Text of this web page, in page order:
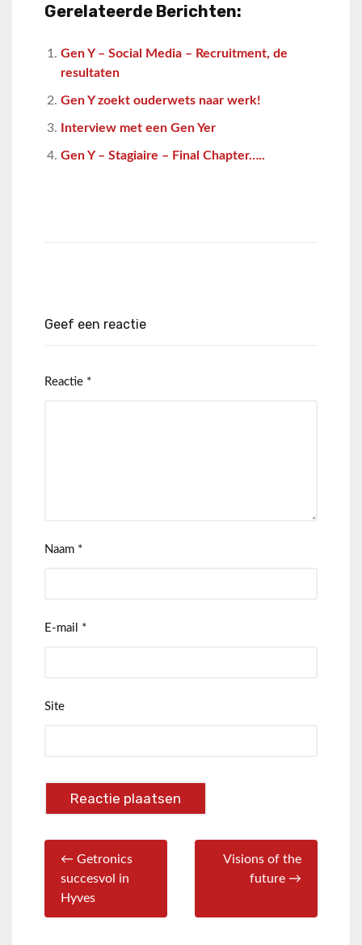
Gerelateerde Berichten:
Gen Y – Social Media – Recruitment, de
resultaten
Gen Y zoekt ouderwets naar werk!
Interview met een Gen Yer
Gen Y – Stagiaire – Final Chapter…..
Geef een reactie
Reactie *
Naam *
E-mail *
Site
← Getronics
succesvol in
Hyves
Visions of the
future →